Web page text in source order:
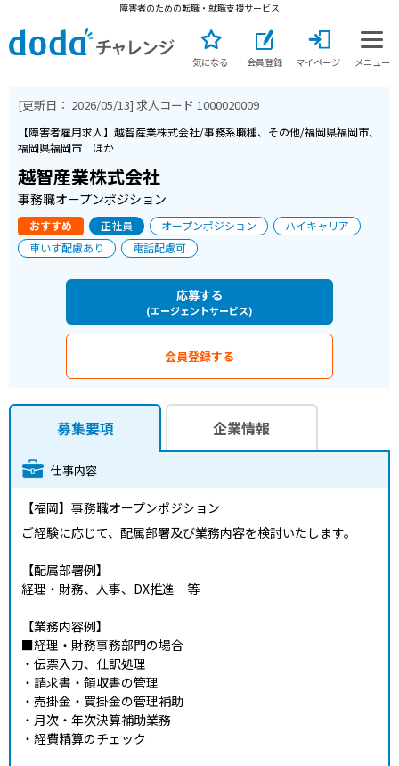
障害者のための転職・就職支援サービス
気になる 会員登録 マイページ メニュー
[更新日： 2026/05/13] 求人コード 1000020009
【障害者雇用求人】越智産業株式会社/事務系職種、その他/福岡県福岡市、
福岡県福岡市 ほか
越智産業株式会社
事務職オープンポジション
おすすめ 正社員 オープンポジション
ハイキャリア
車いす配慮あり
電話配慮可
会員登録する
応募する
(エージェントサービス)
募集要項 企業情報
仕事内容
【福岡】事務職オープンポジション
ご経験に応じて、配属部署及び業務内容を検討いたします。
【配属部署例】
経理・財務、人事、DX推進 等
【業務内容例】
■経理・財務事務部門の場合
・伝票入力、仕訳処理
・請求書・領収書の管理
・売掛金・買掛金の管理補助
・月次・年次決算補助業務
・経費精算のチェック